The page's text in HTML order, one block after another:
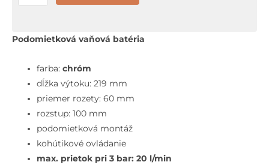
Axor
Vaňová
pod
omietku,
otvorová
inštalácia,
chróm
Podomietková vaňová batéria
farba: chróm
dĺžka výtoku: 219 mm
priemer rozety: 60 mm
rozstup: 100 mm
podomietková montáž
kohútikové ovládanie
max. prietok pri 3 bar: 20 l/min